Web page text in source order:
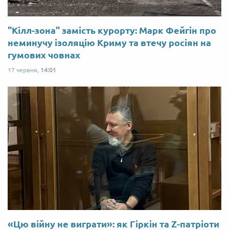
"Кілл-зона" замість курорту: Марк Фейгін про
неминучу ізоляцію Криму та втечу росіян на
гумових човнах
17 червня, 14:01
«Цю війну не виграти»: як Гіркін та Z-патріоти